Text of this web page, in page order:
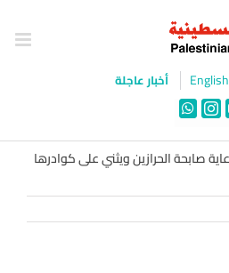
English أخبار عاجلة
Instagram
WhatsApp
صابحة الحرازين ويثني على كوادرها